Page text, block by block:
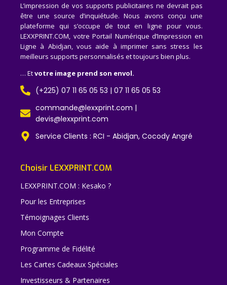
L’impression de vos supports publicitaires ne devrait pas
être une source d’inquiétude. Nous avons conçu une
plateforme qui s’occupe de tout en ligne pour vous.
LEXXPRINT.COM, votre Portail Numérique d’Impression en
Ligne à Abidjan, vous aide à imprimer sans stress les
meilleurs supports personnalisés et toujours bien plus.
… Etvotre image prend son envol.
(+225) 07 11 65 05 53 | 07 11 65 05 53
commande@lexxprint.com |
devis@lexxprint.com
Service Clients : RCI - Abidjan, Cocody Angré
Choisir LEXXPRINT.COM
LEXXPRINT.COM : Kesako ?
Pour les Entreprises
Témoignages Clients
Mon Compte
Programme de Fidélité
Les Cartes Cadeaux Spéciales
Investisseurs & Partenaires